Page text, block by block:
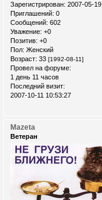
Зарегистрирован: 2007-05-19
Приглашений: 0
Сообщений: 602
Уважение: +0
Позитив: +0
Пол: Женский
Возраст: 33 [1992-08-11]
Провел на форуме:
1 день 11 часов
Последний визит:
2007-10-11 10:53:27
Mazeta
Ветеран